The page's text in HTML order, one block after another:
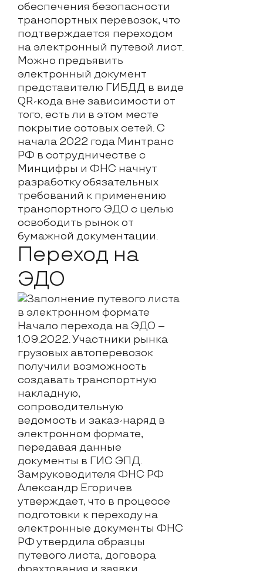
обеспечения безопасности
транспортных перевозок, что
подтверждается переходом
на электронный путевой лист.
Можно предъявить
электронный документ
представителю ГИБДД в виде
QR-кода вне зависимости от
того, есть ли в этом месте
покрытие сотовых сетей. С
начала 2022 года Минтранс
РФ в сотрудничестве с
Минцифры и ФНС начнут
разработку обязательных
требований к применению
транспортного ЭДО с целью
освободить рынок от
бумажной документации.
Переход на
ЭДО
Начало перехода на ЭДО –
1.09.2022. Участники рынка
грузовых автоперевозок
получили возможность
создавать транспортную
накладную,
сопроводительную
ведомость и заказ-наряд в
электронном формате,
передавая данные
документы в ГИС ЭПД.
Замруководителя ФНС РФ
Александр Егоричев
утверждает, что в процессе
подготовки к переходу на
электронные документы ФНС
РФ утвердила образцы
путевого листа, договора